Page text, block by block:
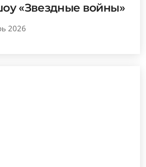
«Звездные войны»
2026